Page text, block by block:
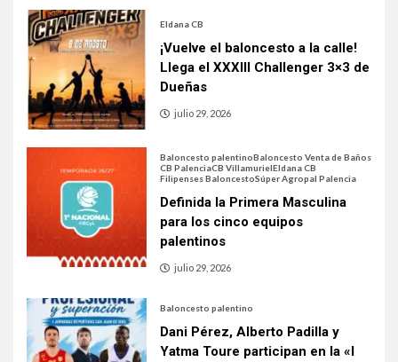
Eldana CB
¡Vuelve el baloncesto a la calle!
Llega el XXXIII Challenger 3×3 de
Dueñas
julio 29, 2026
Baloncesto palentinoBaloncesto Venta de Baños
CB PalenciaCB VillamurielEldana CB
Filipenses BaloncestoSúper Agropal Palencia
Definida la Primera Masculina
para los cinco equipos
palentinos
julio 29, 2026
Baloncesto palentino
Dani Pérez, Alberto Padilla y
Yatma Toure participan en la «I